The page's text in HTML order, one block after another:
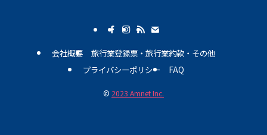
会社概要
旅行業登録票・旅行業約款・その他
プライバシーポリシー
FAQ
© 2023 Amnet Inc.